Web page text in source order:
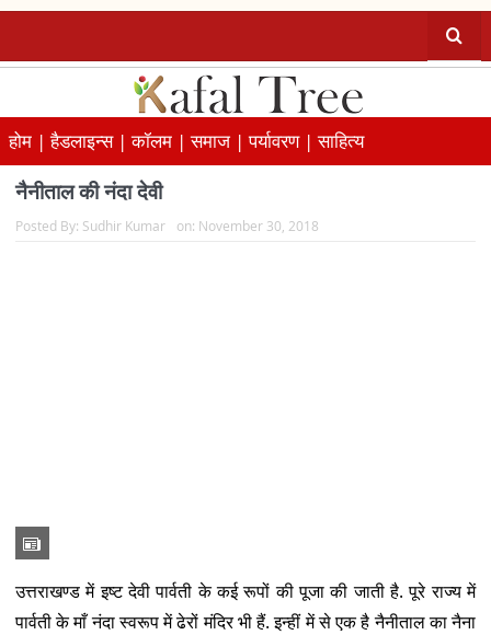
होम |हैडलाइन्स |कॉलम |समाज |पर्यावरण |साहित्य
नैनीताल की नंदा देवी
Posted By: Sudhir Kumar on: November 30, 2018
उत्तराखण्ड में इष्ट देवी पार्वती के कई रूपों की पूजा की जाती है. पूरे राज्य में
पार्वती के माँ नंदा स्वरूप में ढेरों मंदिर भी हैं. इन्हीं में से एक है नैनीताल का नैना